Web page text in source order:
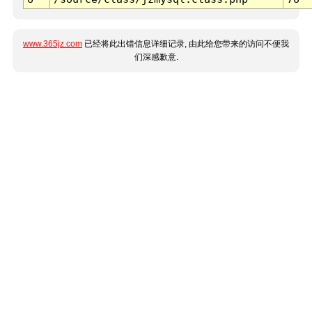
www.365jz.com 已经将此出错信息详细记录, 由此给您带来的访问不便我
们深感歉意.